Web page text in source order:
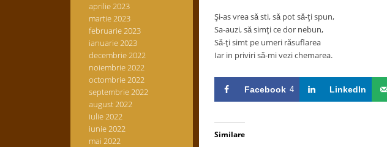
aprilie 2023
martie 2023
februarie 2023
ianuarie 2023
decembrie 2022
noiembrie 2022
octombrie 2022
septembrie 2022
august 2022
iulie 2022
iunie 2022
mai 2022
Şi-as vrea sǎ sti, sǎ pot sǎ-ţi spun,
Sa-auzi, sǎ simţi ce dor nebun,
Sǎ-ţi simt pe umeri rǎsuflarea
Iar in priviri sǎ-mi vezi chemarea.
Facebook 4 LinkedIn
Similare